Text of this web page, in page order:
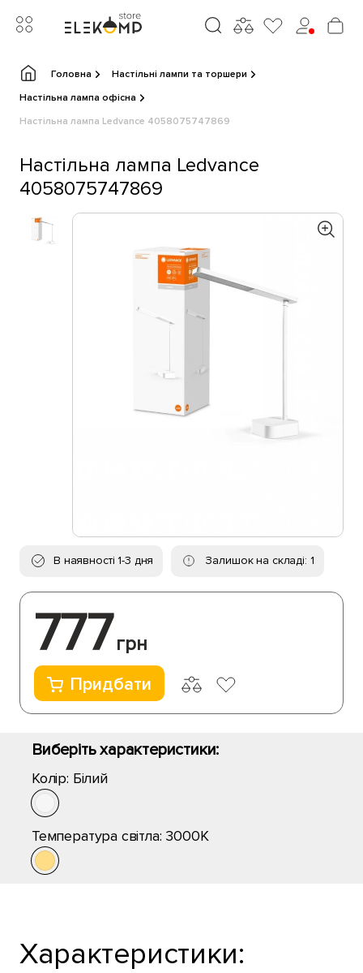
Головна
Настільні лампи та торшери
Настільна лампа офісна
Настільна лампа Ledvance 4058075747869
Настільна лампа Ledvance
4058075747869
В наявності 1-3 дня Залишок на складі: 1
777 грн
Придбати
Виберіть характеристики:
Колір: Білий
Температура світла: 3000K
Характеристики: